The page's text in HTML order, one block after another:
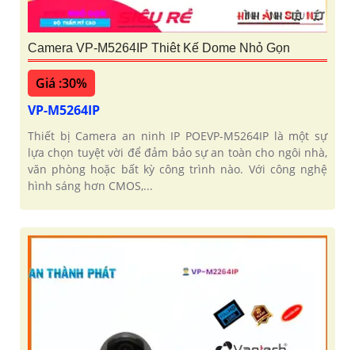
Camera VP-M5264IP Thiêt Kế Dome Nhỏ Gọn
Giá :30%
VP-M5264IP
Thiết bị Camera an ninh IP POEVP-M5264IP là một sự
lựa chọn tuyệt vời để đảm bảo sự an toàn cho ngôi nhà,
văn phòng hoặc bất kỳ công trình nào. Với công nghệ
hình sáng hơn CMOS,...